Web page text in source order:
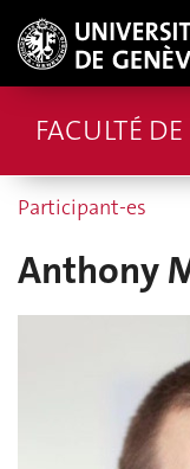
FACULTÉ
Participant-es
Anthony